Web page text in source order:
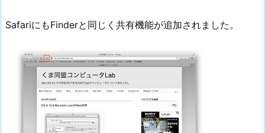
SafariにもFinderと同じく共有機能が追加されました。